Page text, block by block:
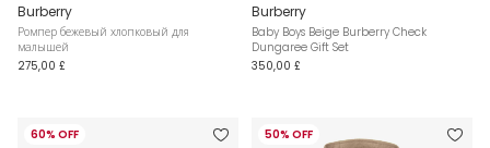
Burberry
Ромпер бежевый хлопковый для
малышей
275,00 £
Burberry
Baby Boys Beige Burberry Check
Dungaree Gift Set
350,00 £
60% OFF 50% OFF